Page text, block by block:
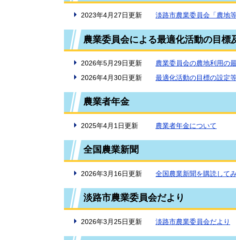
2023年4月27日更新 淡路市農業委員会「農地
農業委員会による最適化活動の目標
2026年5月29日更新
農業委員会の農地利用の
2026年4月30日更新
最適化活動の目標の設定
農業者年金
2025年4月1日更新 農業者年金について
全国農業新聞
2026年3月16日更新 全国農業新聞を購読して
淡路市農業委員会だより
2026年3月25日更新 淡路市農業委員会だより